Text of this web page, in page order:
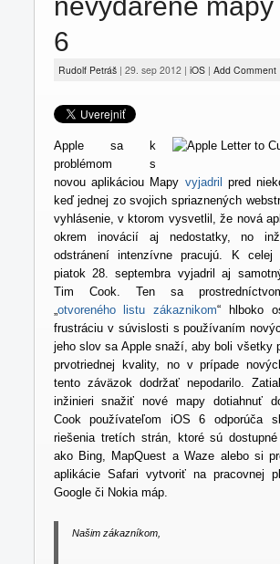
6
Rudolf Petráš| 29. sep 2012| iOS| Add Comment
Apple sa k
problémom s
novou aplikáciou Mapy vyjadril
pred
keď jednej zo svojich spriaznených
vyhlásenie, v ktorom vysvetlil, že nová
okrem inovácií aj nedostatky, no
odstránení intenzívne pracujú. K
piatok 28. septembra vyjadril aj
Tim Cook. Ten sa
„otvoreného listu zákaznikom“ hlboko
frustráciu v súvislosti s používaním
jeho slov sa Apple snaží, aby boli všetky
prvotriednej kvality, no v prípade
tento záväzok dodržať nepodarilo.
inžinieri snažiť nové mapy dotiahnuť
Cook používateľom iOS 6 odporúča
riešenia tretích strán, ktoré sú
ako Bing, MapQuest a Waze alebo si
aplikácie Safari vytvoriť na pracovnej
Google či Nokia máp.
Našim zákazníkom,